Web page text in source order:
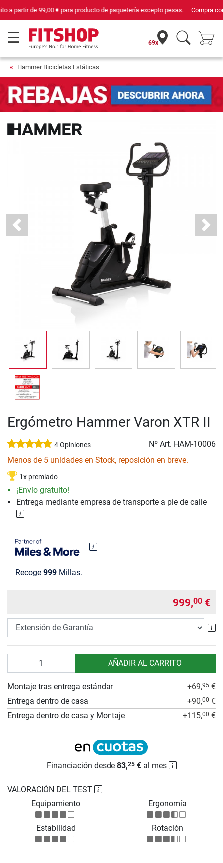
Compra con seguridad en Fitshop, comercio con sello de Confianza Online.
69x
Hammer Bicicletas Estáticas
Previous Next
Ergómetro Hammer Varon XTR II
4 Opiniones Nº Art. HAM-10006
Menos de 5 unidades en Stock, reposición en breve.
1x premiado
¡Envío gratuito!
Entrega mediante empresa de transporte a pie de calle
Recoge 999 Millas.
999,00 €
AÑADIR AL CARRITO
VALORACIÓN DEL TEST
Equipamiento
Ergonomía
Estabilidad Rotación
Montaje tras entrega estándar +69,95 €
Entrega dentro de casa
+90,00 €
Entrega dentro de casa y Montaje
+115,00 €
Financiación desde 83,25€al mes